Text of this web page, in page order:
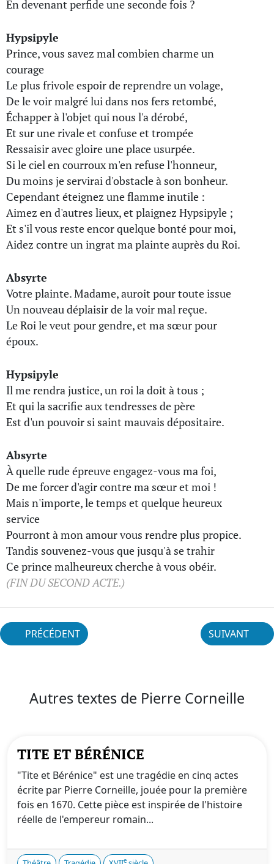
En devenant perfide une seconde fois ?
Hypsipyle
Prince, vous savez mal combien charme un
courage
Le plus frivole espoir de reprendre un volage,
De le voir malgré lui dans nos fers retombé,
Échapper à l'objet qui nous l'a dérobé,
Et sur une rivale et confuse et trompée
Ressaisir avec gloire une place usurpée.
Si le ciel en courroux m'en refuse l'honneur,
Du moins je servirai d'obstacle à son bonheur.
Cependant éteignez une flamme inutile :
Aimez en d'autres lieux, et plaignez Hypsipyle ;
Et s'il vous reste encor quelque bonté pour moi,
Aidez contre un ingrat ma plainte auprès du Roi.
Absyrte
Votre plainte. Madame, auroit pour toute issue
Un nouveau déplaisir de la voir mal reçue.
Le Roi le veut pour gendre, et ma sœur pour
époux.
Hypsipyle
Il me rendra justice, un roi la doit à tous ;
Et qui la sacrifie aux tendresses de père
Est d'un pouvoir si saint mauvais dépositaire.
Absyrte
À quelle rude épreuve engagez-vous ma foi,
De me forcer d'agir contre ma sœur et moi !
Mais n'importe, le temps et quelque heureux
service
Pourront à mon amour vous rendre plus propice.
Tandis souvenez-vous que jusqu'à se trahir
Ce prince malheureux cherche à vous obéir.
(FIN DU SECOND ACTE.)
PRÉCÉDENT SUIVANT
Autres textes de Pierre Corneille
TITE ET BÉRÉNICE
"Tite et Bérénice" est une tragédie en cinq actes
écrite par Pierre Corneille, jouée pour la première
fois en 1670. Cette pièce est inspirée de l'histoire
réelle de l'empereur romain...
e